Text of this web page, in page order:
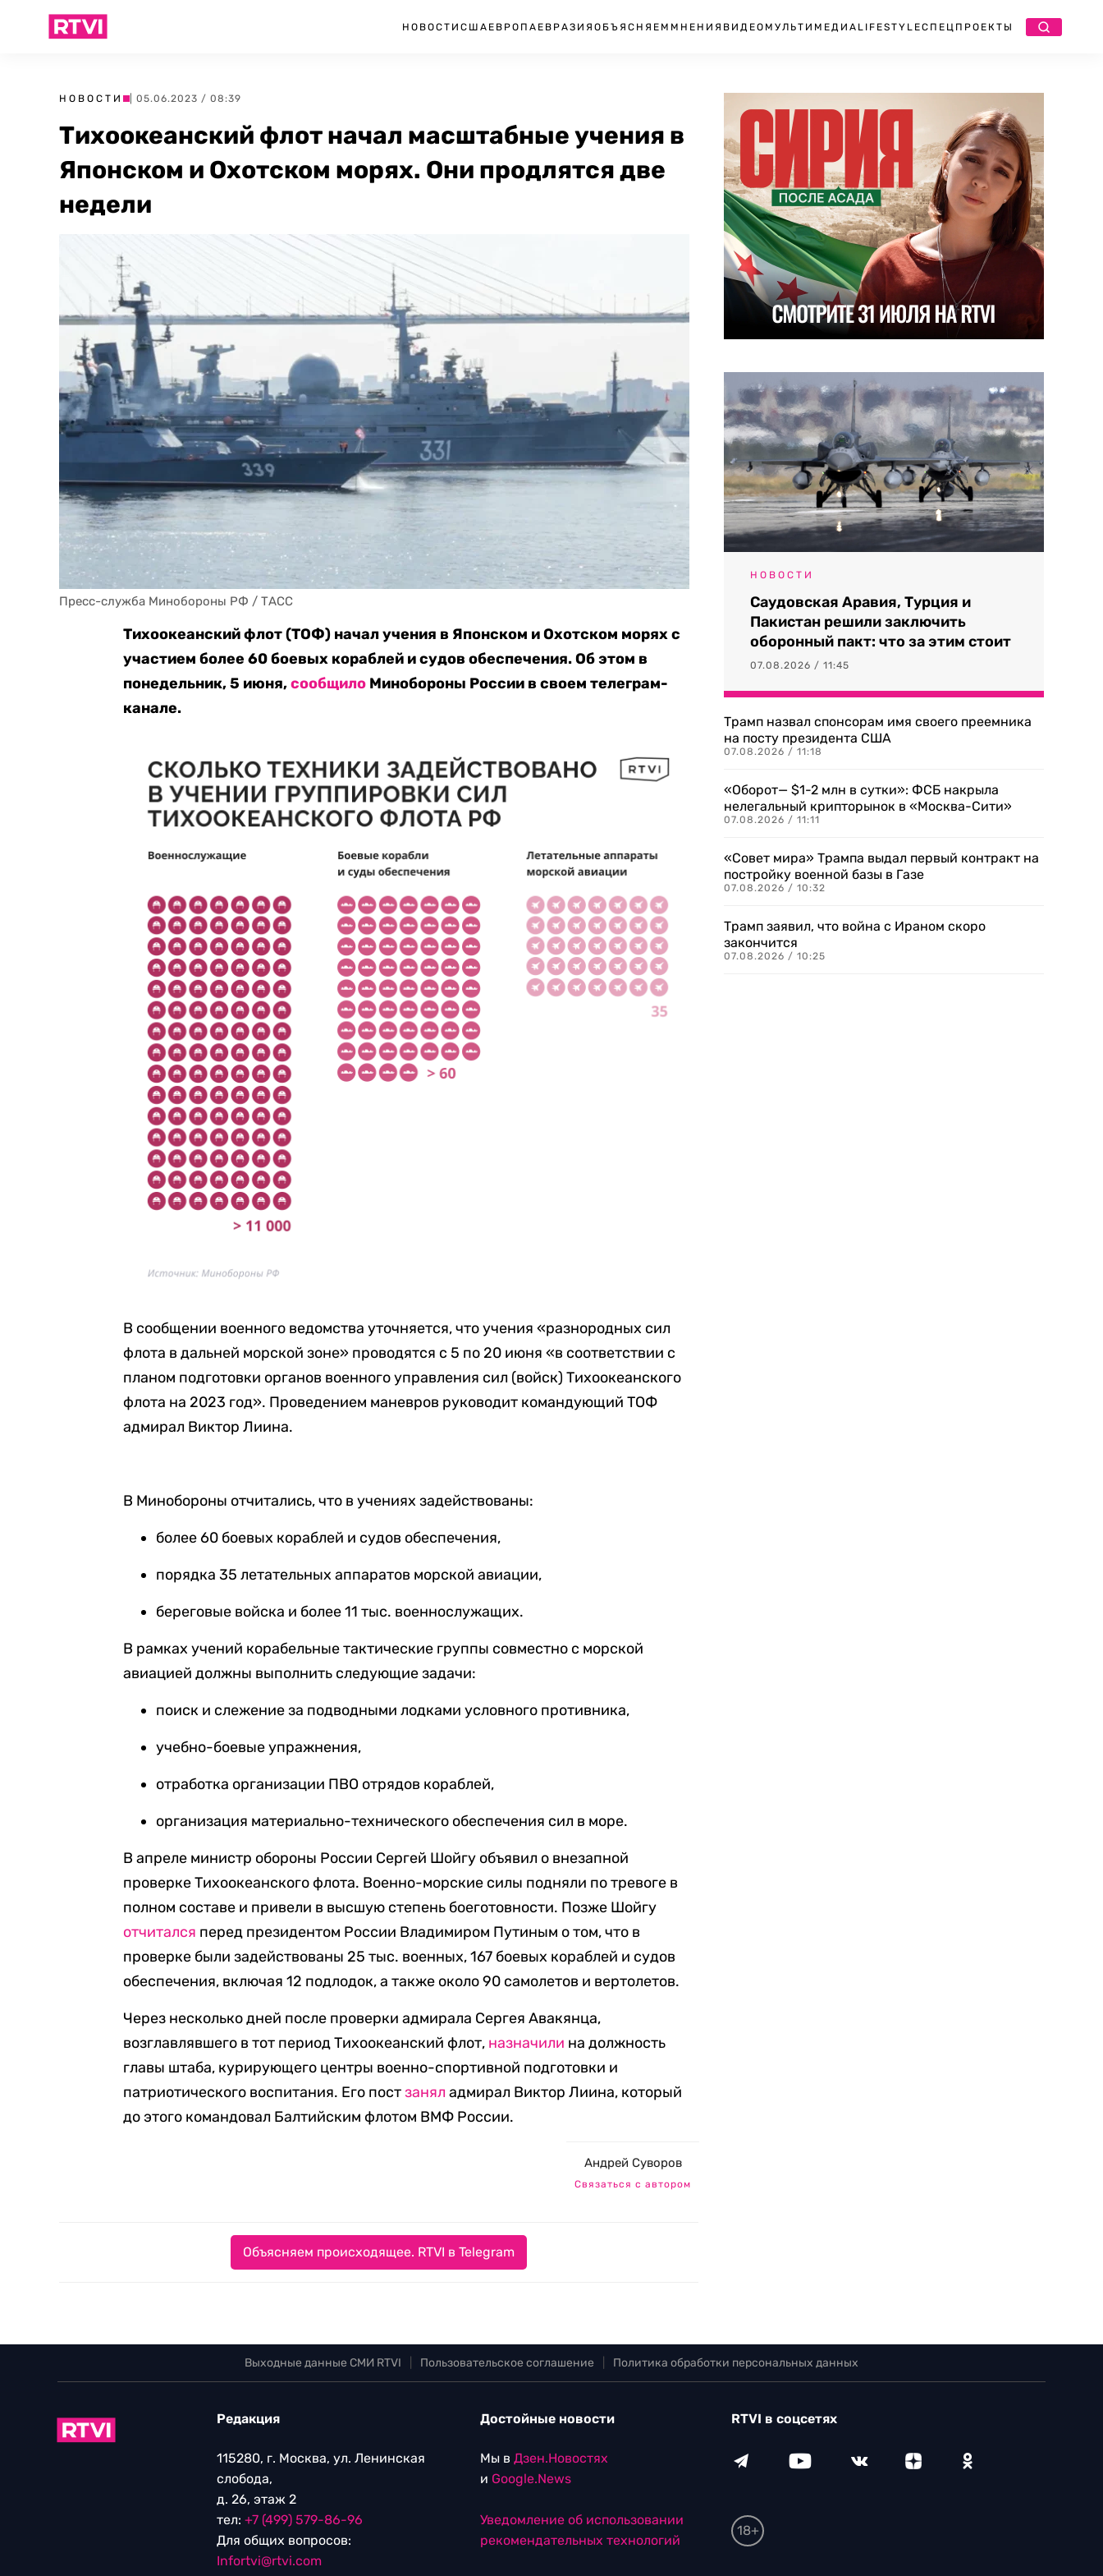
НОВОСТИ США ЕВРОПА ЕВРАЗИЯ ОБЪЯСНЯЕМ МНЕНИЯ ВИДЕО МУЛЬТИМЕДИА LIFESTYLEСПЕЦПРОЕКТЫ
НОВОСТИ | 05.06.2023 / 08:39
Тихоокеанский флот начал масштабные учения в
Японском и Охотском морях. Они продлятся две
недели
Пресс-служба Минобороны РФ / ТАСС
Тихоокеанский флот (ТОФ) начал учения в Японском и Охотском морях с
участием более 60 боевых кораблей и судов обеспечения. Об этом в
понедельник, 5 июня,сообщило Минобороны России в своем телеграм-
канале.
В сообщении военного ведомства уточняется, что учения «разнородных сил
флота в дальней морской зоне» проводятся с 5 по 20 июня «в соответствии с
планом подготовки органов военного управления сил (войск) Тихоокеанского
флота на 2023 год». Проведением маневров руководит командующий ТОФ
адмирал Виктор Лиина.
В Минобороны отчитались, что в учениях задействованы:
более 60 боевых кораблей и судов обеспечения,
порядка 35 летательных аппаратов морской авиации,
береговые войска и более 11 тыс. военнослужащих.
В рамках учений корабельные тактические группы совместно с морской
авиацией должны выполнить следующие задачи:
поиск и слежение за подводными лодками условного противника,
учебно-боевые упражнения,
отработка организации ПВО отрядов кораблей,
организация материально-технического обеспечения сил в море.
В апреле министр обороны России Сергей Шойгу объявил о внезапной
проверке Тихоокеанского флота. Военно-морские силы подняли по тревоге в
полном составе и привели в высшую степень боеготовности. Позже Шойгу
отчитался перед президентом России Владимиром Путиным о том, что в
проверке были задействованы 25 тыс. военных, 167 боевых кораблей и судов
обеспечения, включая 12 подлодок, а также около 90 самолетов и вертолетов.
Через несколько дней после проверки адмирала Сергея Авакянца,
возглавлявшего в тот период Тихоокеанский флот, назначили на должность
главы штаба, курирующего центры военно-спортивной подготовки и
патриотического воспитания. Его постзанял адмирал Виктор Лиина, который
до этого командовал Балтийским флотом ВМФ России.
Андрей Суворов
Связаться с автором
Объясняем происходящее. RTVI в Telegram
НОВОСТИ
Саудовская Аравия, Турция и
Пакистан решили заключить
оборонный пакт: что за этим стоит
07.08.2026 / 11:45
Трамп назвал спонсорам имя своего преемника
на посту президента США
07.08.2026 / 11:18
«Оборот— $1-2 млн в сутки»: ФСБ накрыла
нелегальный крипторынок в «Москва-Сити»
07.08.2026 / 11:11
«Совет мира» Трампа выдал первый контракт на
постройку военной базы в Газе
07.08.2026 / 10:32
Трамп заявил, что война с Ираном скоро
закончится
07.08.2026 / 10:25
Выходные данные СМИ RTVI Пользовательское соглашение Политика обработки персональных данных
Редакция
115280, г. Москва, ул. Ленинская
слобода,
д. 26, этаж 2
тел: +7 (499) 579-86-96
Для общих вопросов:
Infortvi@rtvi.com
Достойные новости
Мы в Дзен.Новостях
и Google.News
Уведомление об использовании
рекомендательных технологий
RTVI в соцсетях
18+